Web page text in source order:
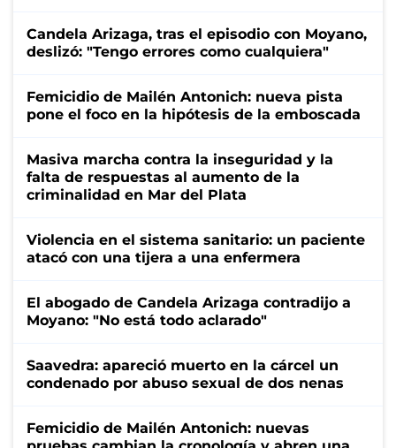
Candela Arizaga, tras el episodio con Moyano,
deslizó: "Tengo errores como cualquiera"
Femicidio de Mailén Antonich: nueva pista
pone el foco en la hipótesis de la emboscada
Masiva marcha contra la inseguridad y la
falta de respuestas al aumento de la
criminalidad en Mar del Plata
Violencia en el sistema sanitario: un paciente
atacó con una tijera a una enfermera
El abogado de Candela Arizaga contradijo a
Moyano: "No está todo aclarado"
Saavedra: apareció muerto en la cárcel un
condenado por abuso sexual de dos nenas
Femicidio de Mailén Antonich: nuevas